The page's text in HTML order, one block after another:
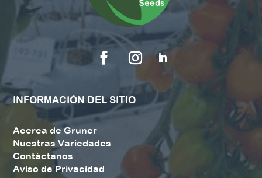
INFORMACIÓN DEL SITIO
Acerca de Gruner
Nuestras Variedades
Contáctanos
Aviso de Privacidad